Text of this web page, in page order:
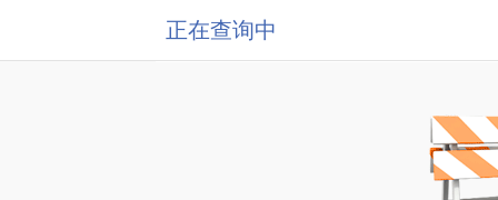
正在查询中